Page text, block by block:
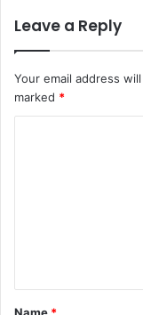
Leave a Reply
Your email address
marked *
t
Name *